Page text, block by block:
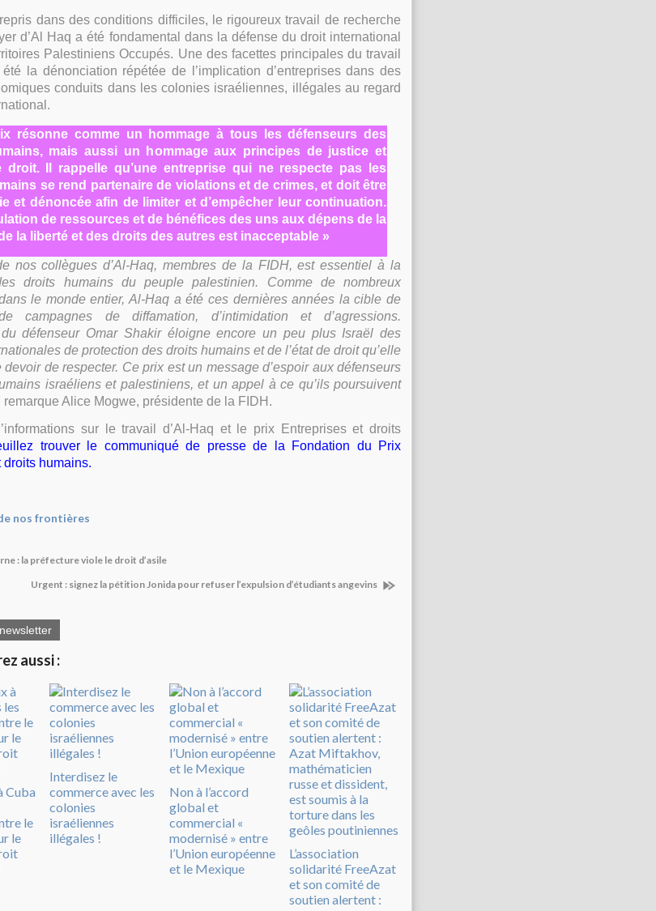
dans des conditions difficiles, le rigoureux travail de recherche
d’Al Haq a été fondamental dans la défense du droit international
Palestiniens Occupés. Une des facettes principales du travail
la dénonciation répétée de l’implication d’entreprises dans des
conduits dans les colonies israéliennes, illégales au regard
résonne comme un hommage à tous les défenseurs des
mais aussi un hommage aux principes de justice et
droit. Il rappelle qu’une entreprise qui ne respecte pas les
se rend partenaire de violations et de crimes, et doit être
et dénoncée afin de limiter et d’empêcher leur continuation.
de ressources et de bénéfices des uns aux dépens de la
la liberté et des droits des autres est inacceptable »
nos collègues d’Al-Haq, membres de la FIDH, est essentiel à la
droits humains du peuple palestinien. Comme de nombreux
le monde entier, Al-Haq a été ces dernières années la cible de
campagnes de diffamation, d’intimidation et d’agressions.
du défenseur Omar Shakir éloigne encore un peu plus Israël des
de protection des droits humains et de l’état de droit qu’elle
devoir de respecter. Ce prix est un message d’espoir aux défenseurs
israéliens et palestiniens, et un appel à ce qu’ils poursuivent
remarque Alice Mogwe, présidente de la FIDH.
sur le travail d’Al-Haq et le prix Entreprises et droits
trouver le communiqué de presse de la Fondation du Prix
droits humains.
nos frontières
: la préfecture viole le droit d’asile
Urgent : signez la pétition Jonida pour refuser l’expulsion d’étudiants angevins
aussi :
Cuba
le
le
Interdisez le
commerce avec les
colonies
israéliennes
illégales !
Non à l’accord
global et
commercial «
modernisé » entre
l’Union européenne
et le Mexique
L’association
solidarité FreeAzat
et son comité de
soutien alertent :